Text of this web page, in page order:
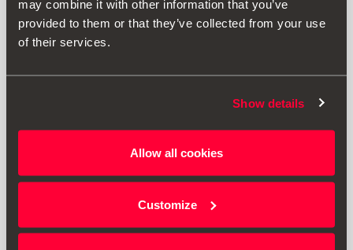
may combine it with other information that you’ve
provided to them or that they’ve collected from your use
of their services.
Show details
Allow all cookies
Customize
Προϊόν Εγγραφα
το σώμα του αυτοκινήτου από υλικά που εκσφεντονίζονται
από τους οπίσθιους τροχούς κατά την οδήγηση.